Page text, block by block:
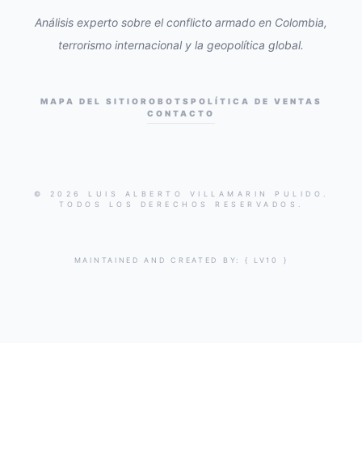
Análisis experto sobre el conflicto armado en Colombia,
terrorismo internacional y la geopolítica global.
MAPA DEL SITIO ROBOTS POLÍTICA DE VENTAS
CONTACTO
© 2026 LUIS ALBERTO VILLAMARIN PULIDO.
TODOS LOS DERECHOS RESERVADOS.
MAINTAINED AND CREATED BY: { LV10 }